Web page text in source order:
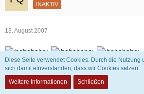
INAKTIV
13. August 2007
ansonsten erstmal ohne Worte........
Diese Seite verwendet Cookies. Durch die Nutzung
sich damit einverstanden, dass wir Cookies setzen.
Weitere Informationen
Schließen